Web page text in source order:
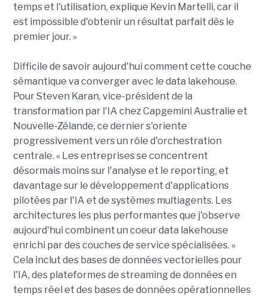
temps et l'utilisation, explique Kevin Martelli, car il
est impossible d'obtenir un résultat parfait dès le
premier jour. »
Difficile de savoir aujourd'hui comment cette couche
sémantique va converger avec le data lakehouse.
Pour Steven Karan, vice-président de la
transformation par l'IA chez Capgemini Australie et
Nouvelle-Zélande, ce dernier s'oriente
progressivement vers un rôle d'orchestration
centrale. « Les entreprises se concentrent
désormais moins sur l'analyse et le reporting, et
davantage sur le développement d'applications
pilotées par l'IA et de systèmes multiagents. Les
architectures les plus performantes que j'observe
aujourd'hui combinent un coeur data lakehouse
enrichi par des couches de service spécialisées. »
Cela inclut des bases de données vectorielles pour
l'IA, des plateformes de streaming de données en
temps réel et des bases de données opérationnelles